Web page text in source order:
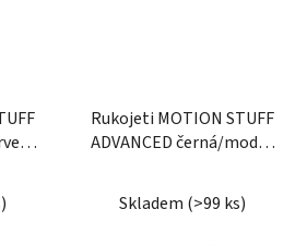
Rukojeti MOTION STUFF
ADVANCED černá/modrá
Skladem (>99 ks)